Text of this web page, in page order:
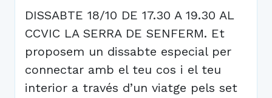
DISSABTE 18/10 DE 17.30 A 19.30 AL
CCVIC LA SERRA DE SENFERM. Et
proposem un dissabte especial per
connectar amb el teu cos i el teu
interior a través d’un viatge pels set